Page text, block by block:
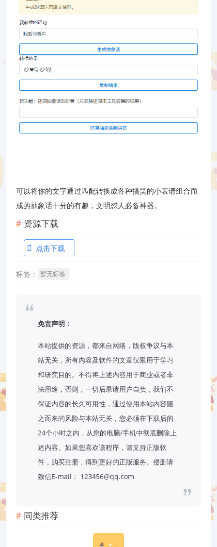
可以将你的文字通过匹配转换成各种搞笑的小表请组合而
成的抽象话十分的有趣，文明怼人必备神器。
资源下载
点击下载
标签： 暂无标签
免责声明：
本站提供的资源，都来自网络，版权争议与本
站无关，所有内容及软件的文章仅限用于学习
和研究目的。不得将上述内容用于商业或者非
法用途，否则，一切后果请用户自负，我们不
保证内容的长久可用性，通过使用本站内容随
之而来的风险与本站无关，您必须在下载后的
24个小时之内，从您的电脑/手机中彻底删除上
述内容。如果您喜欢该程序，请支持正版软
件，购买注册，得到更好的正版服务。侵删请
致信E-mail： 123456@qq.com
同类推荐